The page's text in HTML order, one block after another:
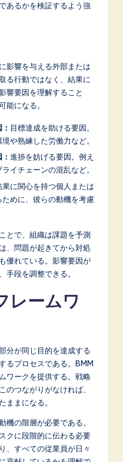
あるかを検証するよう強
影響を与える外部または
る行動ではなく、結果に
響要因を理解すること
能になる。
目標達成を助ける要因。
や熟練した労働力など。
進捗を妨げる要因。例え
イチェーンの混乱など。
果に関心を持つ個人または
めに、彼らの動機を考慮
とで、組織は課題を予測
、問題が起きてから対処
優れている。影響要因が
手段を調整できる。
レームワ
分が同じ目的を達成する
るプロセスである。BMM
ワークを提供する。戦略
のつながりがなければ、
ままになる。
機の階層が必要である。
クに段階的に伝わる必要
、すべての従業員が日々